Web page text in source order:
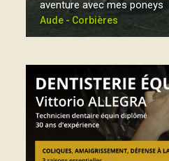
aventure avec mes poneys
Aude - Corbières